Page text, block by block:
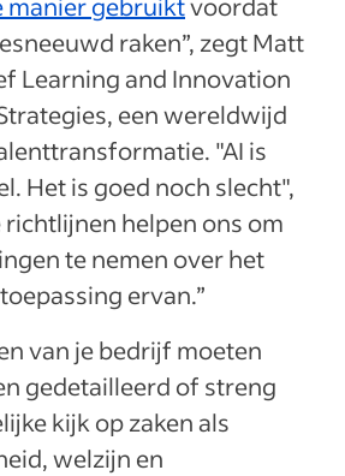
raken”, zegt Matt
Learning and Innovation
een wereldwijd
"AI is
Het is goed noch slecht",
richtlijnen helpen ons om
te nemen over het
ervan.”
van je bedrijf moeten
gedetailleerd of streng
kijk op zaken als
welzijn en